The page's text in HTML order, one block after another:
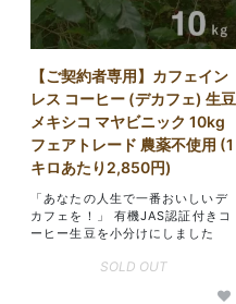
【ご契約者専用】カフェイン
レス コーヒー (デカフェ) 生豆
メキシコ マヤビニック 10kg
フェアトレード 農薬不使用 (1
キロあたり2,850円)
「あなたの人生で一番おいしいデ
カフェを！」 有機JAS認証付きコ
ーヒー生豆を小分けにしました
SOLD OUT